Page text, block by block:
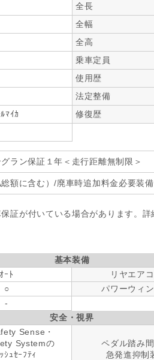
全長
全幅
全高
乗車定員
使用歴
法定整備
ﾏｲｶ 修復歴
ラン保証１年＜走行距離無制限＞
額に含む）/廃車時追加料金必要装
証が付いている場合があります。詳
基本装備
ｵｰﾄ リヤエア
○ パワーウィ
-
安全・視界
Sense・
Systemの
ｼｭｾｰﾌﾃｨ
ペダル踏み
急発進抑制